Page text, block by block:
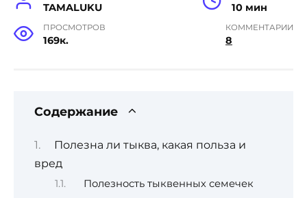
TAMALUKU 10 мин
ПРОСМОТРОВ
169к.
КОММЕНТАРИИ
8
Содержание
Полезна ли тыква, какая польза и
вред
Полезность тыквенных семечек